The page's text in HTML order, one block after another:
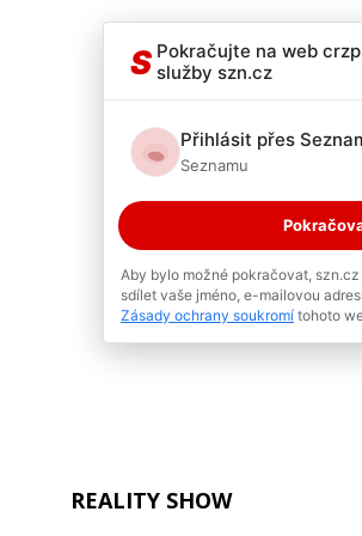
REALITY SHOW
S Pokračujte na web
služby szn.cz
Přihlásit přes
Seznamu
Aby bylo možné pokračovat,
sdílet vaše jméno, e-mailovou
Zásady ochrany soukromí tohoto